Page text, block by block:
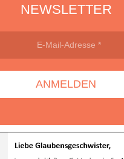
NEWSLETTER